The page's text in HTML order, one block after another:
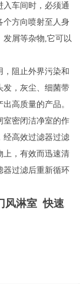
车间时，必须通
个方向喷射至人身
发屑等杂物,它可以
，阻止外界污染和
发，灰尘、细菌带
高质量的产品。
室密闭洁净室的作
经高效过滤器过滤
上，有效而迅速清
器过滤后重新循环
风淋室 快速